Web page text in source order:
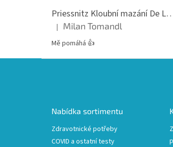
Priessnitz Kloubní
Hodnocení produktu je 5 z 5 hvězdiček.
| Milan Tomandl
Mě pomáhá 👍
Nabídka sortimentu
Zdravotnické potřeby
COVID a ostatní testy